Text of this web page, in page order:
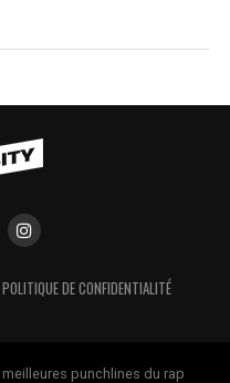
POLITIQUE DE CONFIDENTIALITÉ
punchlines du rap